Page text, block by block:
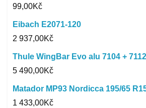
99,00Kč
Eibach E2071-120
2 937,00Kč
Thule WingBar Evo alu 7104 + 7112
5 490,00Kč
Matador MP93 Nordicca 195/65
1 433,00Kč